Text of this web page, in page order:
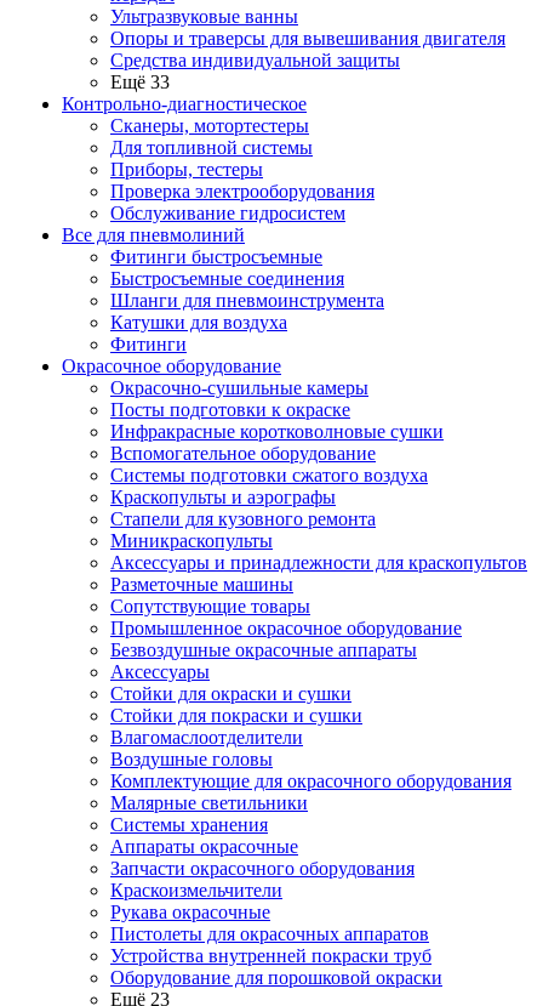
Ультразвуковые ванны
Опоры и траверсы для вывешивания двигателя
Средства индивидуальной защиты
Ещё 33
Контрольно-диагностическое
Сканеры, мотортестеры
Для топливной системы
Приборы, тестеры
Проверка электрооборудования
Обслуживание гидросистем
Все для пневмолиний
Фитинги быстросъемные
Быстросъемные соединения
Шланги для пневмоинструмента
Катушки для воздуха
Фитинги
Окрасочное оборудование
Окрасочно-сушильные камеры
Посты подготовки к окраске
Инфракрасные коротковолновые сушки
Вспомогательное оборудование
Системы подготовки сжатого воздуха
Краскопульты и аэрографы
Стапели для кузовного ремонта
Миникраскопульты
Аксессуары и принадлежности для краскопультов
Разметочные машины
Сопутствующие товары
Промышленное окрасочное оборудование
Безвоздушные окрасочные аппараты
Аксессуары
Стойки для окраски и сушки
Стойки для покраски и сушки
Влагомаслоотделители
Воздушные головы
Комплектующие для окрасочного оборудования
Малярные светильники
Системы хранения
Аппараты окрасочные
Запчасти окрасочного оборудования
Краскоизмельчители
Рукава окрасочные
Пистолеты для окрасочных аппаратов
Устройства внутренней покраски труб
Оборудование для порошковой окраски
Ещё 23